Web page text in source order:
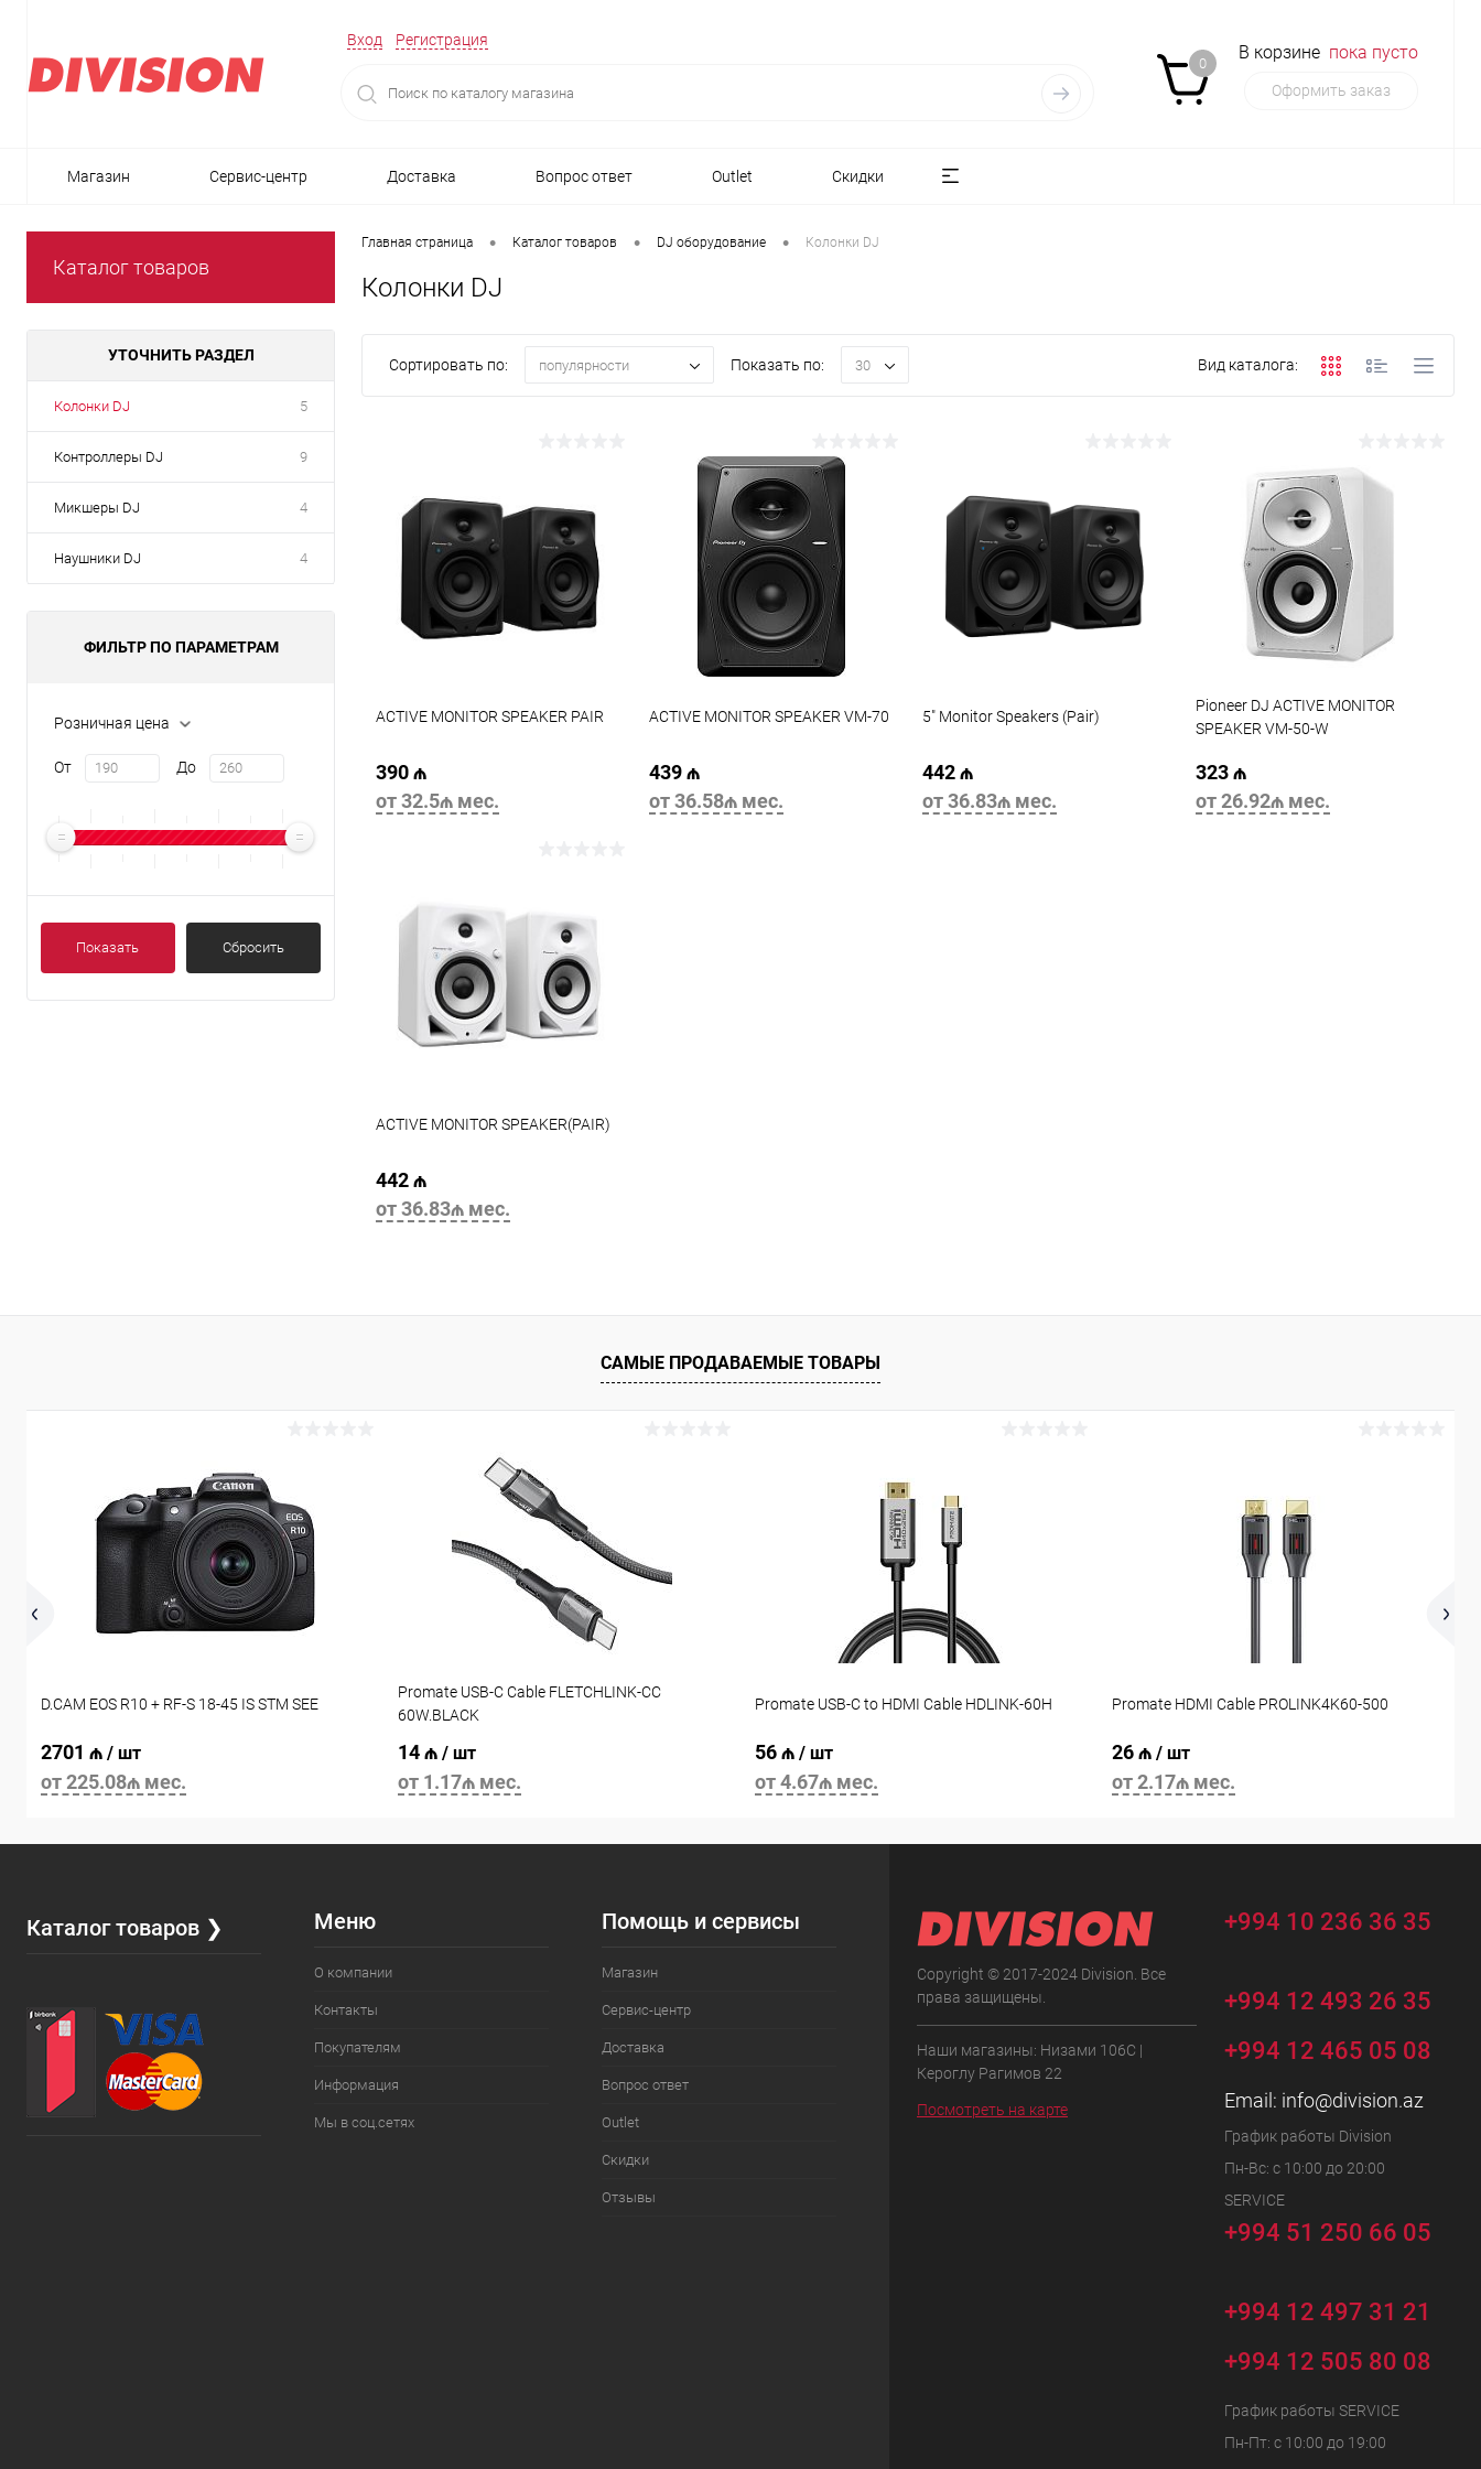
Вход Регистрация
0
В корзине пока пусто
Оформить заказ
Магазин Сервис-центр Доставка Вопрос ответ Outlet Скидки
Каталог товаров
УТОЧНИТЬ РАЗДЕЛ
Колонки DJ 5
Контроллеры DJ 9
Микшеры DJ 4
Наушники DJ 4
ФИЛЬТР ПО ПАРАМЕТРАМ
Розничная цена
От До
Показать Сбросить
Главная страница • Каталог товаров • DJ оборудование • Колонки DJ
Колонки DJ
Сортировать по: популярности Показать по: 30 Вид каталога:
ACTIVE MONITOR SPEAKER PAIR
390 ₼
от 32.5₼ мес.
ACTIVE MONITOR SPEAKER VM-70
439 ₼
от 36.58₼ мес.
5" Monitor Speakers (Pair)
442 ₼
от 36.83₼ мес.
Pioneer DJ ACTIVE MONITOR
SPEAKER VM-50-W
323 ₼
от 26.92₼ мес.
ACTIVE MONITOR SPEAKER(PAIR)
442 ₼
от 36.83₼ мес.
САМЫЕ ПРОДАВАЕМЫЕ ТОВАРЫ
D.CAM EOS R10 + RF-S 18-45 IS STM SEE
2701 ₼ / шт
от 225.08₼ мес.
Promate USB-C Cable FLETCHLINK-CC
60W.BLACK
14 ₼ / шт
от 1.17₼ мес.
Promate USB-C to HDMI Cable HDLINK-60H
56 ₼ / шт
от 4.67₼ мес.
Promate HDMI Cable PROLINK4K60-500
26 ₼ / шт
от 2.17₼ мес.
Каталог товаров ❯ Меню
О компании
Контакты
Покупателям
Информация
Мы в соц.сетях
Помощь и сервисы
Магазин
Сервис-центр
Доставка
Вопрос ответ
Outlet
Скидки
Отзывы
Copyright © 2017-2024 Division. Все
права защищены.
Наши магазины: Низами 106C |
Кероглу Рагимов 22
Посмотреть на карте
+994 10 236 36 35
+994 12 493 26 35
+994 12 465 05 08
Email: info@division.az
График работы Division
Пн-Вс: с 10:00 до 20:00
SERVICE
+994 51 250 66 05
+994 12 497 31 21
+994 12 505 80 08
График работы SERVICE
Пн-Пт: с 10:00 до 19:00